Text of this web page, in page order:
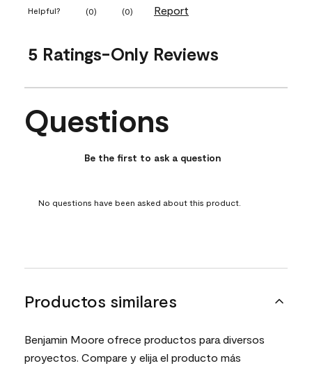
Helpful? (0) (0) Report
5 Ratings-Only Reviews
No questions have been asked about this product.
Questions
Be the first to ask a question
No questions have been asked about this product.
Productos similares
Benjamin Moore ofrece productos para diversos
proyectos. Compare y elija el producto más